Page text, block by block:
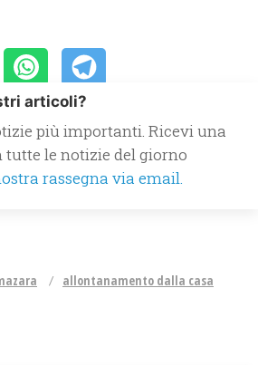
articoli?
più importanti. Ricevi una
tutte le notizie del giorno
rassegna via email.
allontanamento dalla casa